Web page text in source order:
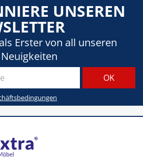
UNSEREN
Erster von all unseren
Neuigkeiten